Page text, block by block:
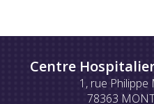
Centre
1, rue Philippe
78363